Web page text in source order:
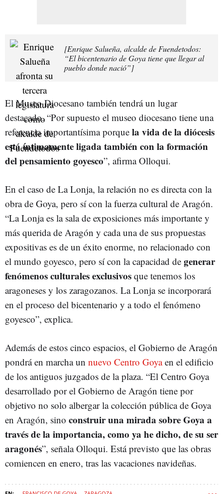
[Enrique Salueña, alcalde de Fuendetodos:
“El bicentenario de Goya tiene que llegar al
pueblo donde nació”]
El Museo Diocesano también tendrá un lugar
destacado. “Por supuesto el museo diocesano tiene una
referencia importantísima porque la vida de la diócesis
está íntimamente ligada también con la formación
del pensamiento goyesco”, afirma Olloqui.
En el caso de La Lonja, la relación no es directa con la
obra de Goya, pero sí con la fuerza cultural de Aragón.
“La Lonja es la sala de exposiciones más importante y
más querida de Aragón y cada una de sus propuestas
expositivas es de un éxito enorme, no relacionado con
el mundo goyesco, pero sí con la capacidad de generar
fenómenos culturales exclusivos que tenemos los
aragoneses y los zaragozanos. La Lonja se incorporará
en el proceso del bicentenario y a todo el fenómeno
goyesco”, explica.
Además de estos cinco espacios, el Gobierno de Aragón
pondrá en marcha un nuevo Centro Goyaen el edificio
de los antiguos juzgados de la plaza. “El Centro Goya
desarrollado por el Gobierno de Aragón tiene por
objetivo no solo albergar la colección pública de Goya
en Aragón, sino construir una mirada sobre Goya a
través de la importancia, como ya he dicho, de su ser
aragonés”, señala Olloqui. Está previsto que las obras
comiencen en enero, tras las vacaciones navideñas.